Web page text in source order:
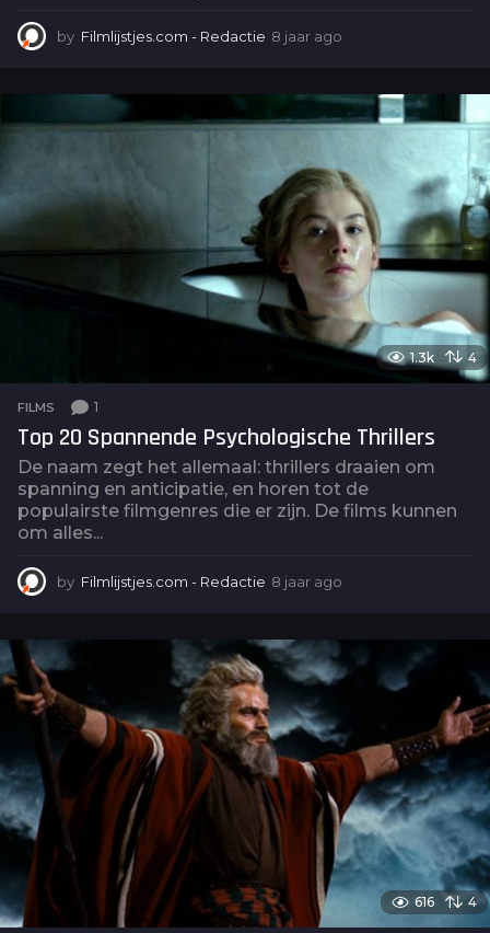
by Filmlijstjes.com - Redactie 8 jaar ago
a
r
o
1.3k 4
FILMS 1
Top 20 Spannende Psychologische Thrillers
De naam zegt het allemaal: thrillers draaien om
spanning en anticipatie, en horen tot de
populairste filmgenres die er zijn. De films kunnen
om alles...
by Filmlijstjes.com - Redactie 8 jaar ago
r
616 4